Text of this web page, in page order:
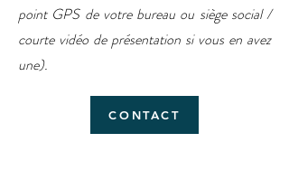
point GPS de votre bureau ou siège social /
courte vidéo de présentation si vous en avez
une).
CONTACT